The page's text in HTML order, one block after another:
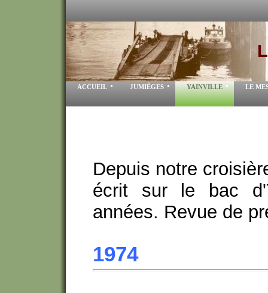
ACCUEIL JUMIÈGES YAINVILLE LE
Depuis notre
écrit sur le bac
années. Revue de
1974